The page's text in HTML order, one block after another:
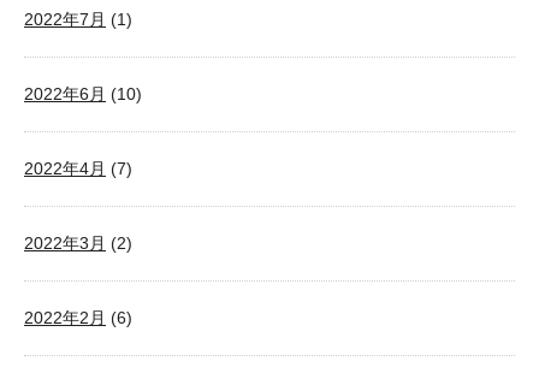
2022年7月 (1)
2022年6月 (10)
2022年4月 (7)
2022年3月 (2)
2022年2月 (6)